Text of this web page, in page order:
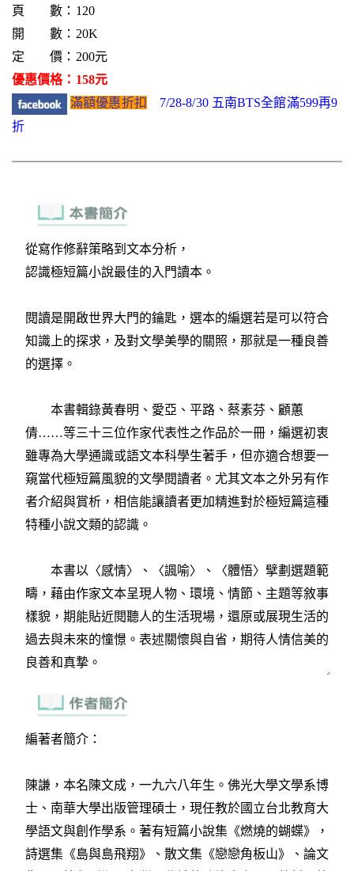
頁 數：120
開 數：20K
定 價：200元
優惠價格：158元
滿額優惠折扣
7/28-8/30 五南BTS全館滿599再9
折